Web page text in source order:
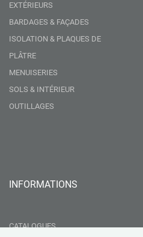
EXTÉRIEURS
BARDAGES & FAÇADES
ISOLATION & PLAQUES DE
PLÂTRE
MENUISERIES
SOLS & INTÉRIEUR
OUTILLAGES
INFORMATIONS
CATALOGUES